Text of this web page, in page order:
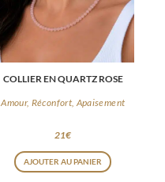
COLLIER EN QUARTZ ROSE
Amour, Réconfort, Apaisement
21€
AJOUTER AU PANIER